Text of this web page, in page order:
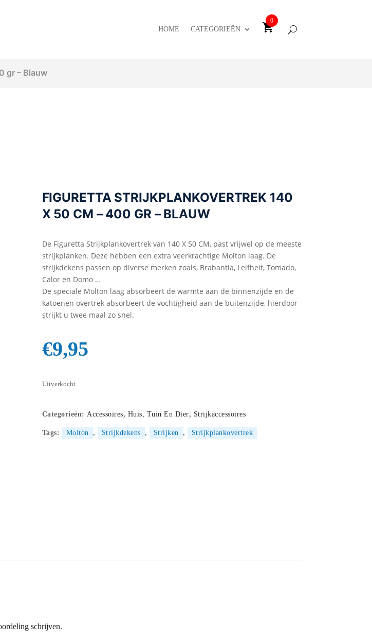
HOME CATEGORIEËN
0
gr – Blauw
FIGURETTA STRIJKPLANKOVERTREK 140
X 50 CM – 400 GR – BLAUW
De Figuretta Strijkplankovertrek van 140 X 50 CM, past vrijwel op de meeste
strijkplanken. Deze hebben een extra veerkrachtige Molton laag. De
strijkdekens passen op diverse merken zoals, Brabantia, Leifheit, Tomado,
Calor en Domo …
De speciale Molton laag absorbeert de warmte aan de binnenzijde en de
katoenen overtrek absorbeert de vochtigheid aan de buitenzijde, hierdoor
strijkt u twee maal zo snel.
€9,95
Uitverkocht
Categorieën:Accessoires, Huis, Tuin En Dier, Strijkaccessoires
Tags: Molton , Strijkdekens , Strijken , Strijkplankovertrek
schrijven.